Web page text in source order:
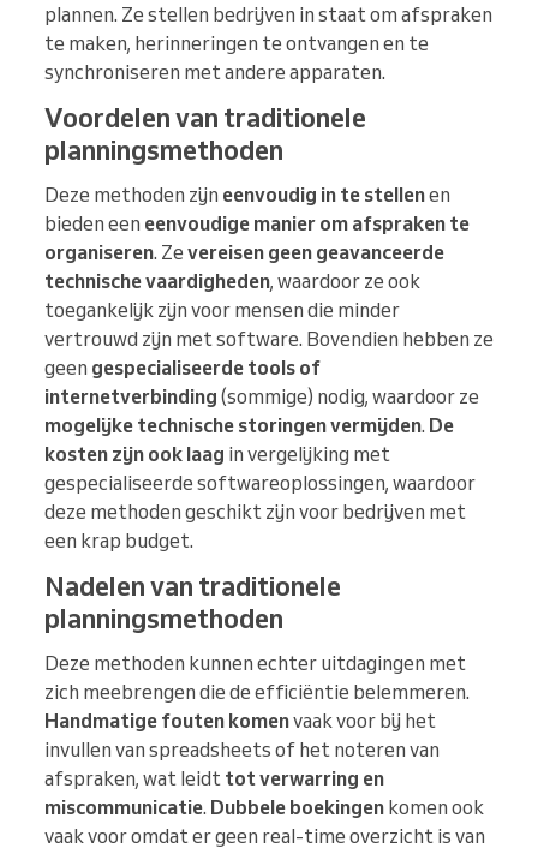
plannen. Ze stellen bedrijven in staat om afspraken
te maken, herinneringen te ontvangen en te
synchroniseren met andere apparaten.
Voordelen van traditionele
planningsmethoden
Deze methoden zijn eenvoudig in te stellenen
bieden een eenvoudige manier om afspraken te
organiseren. Ze vereisen geen geavanceerde
technische vaardigheden, waardoor ze ook
toegankelijk zijn voor mensen die minder
vertrouwd zijn met software. Bovendien hebben ze
geen gespecialiseerde tools of
internetverbinding (sommige) nodig, waardoor ze
mogelijke technische storingen vermijden. De
kosten zijn ook laag in vergelijking met
gespecialiseerde softwareoplossingen, waardoor
deze methoden geschikt zijn voor bedrijven met
een krap budget.
Nadelen van traditionele
planningsmethoden
Deze methoden kunnen echter uitdagingen met
zich meebrengen die de efficiëntie belemmeren.
Handmatige fouten komenvaak voor bij het
invullen van spreadsheets of het noteren van
afspraken, wat leidt tot verwarring en
miscommunicatie. Dubbele boekingen komen ook
vaak voor omdat er geen real-time overzicht is van